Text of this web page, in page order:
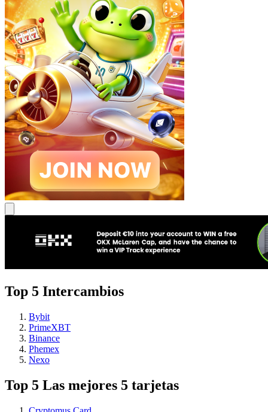
Top 5 Intercambios
Bybit
PrimeXBT
Binance
Phemex
Nexo
Top 5 Las mejores 5 tarjetas